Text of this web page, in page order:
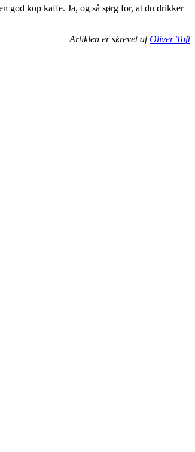
god kop kaffe. Ja, og så sørg for, at du drikker
Artiklen er skrevet afOliver Toft